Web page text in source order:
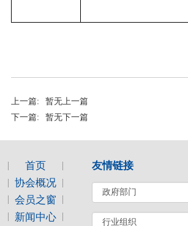
上一篇:
暂无上一篇
下一篇:
暂无下一篇
首页
协会概况
会员之窗
新闻中心
友情链接